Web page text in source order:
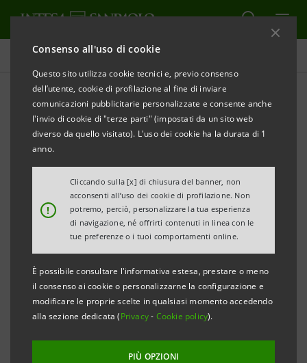
Consenso all'uso di cookie
Questo sito utilizza cookie tecnici e, previo consenso
dell’utente, cookie di profilazione al fine di inviare
comunicazioni pubblicitarie personalizzate e consente anche
l'invio di cookie di "terze parti" (impostati da un sito web
diverso da quello visitato). L'uso dei cookie ha la durata di 1
anno.
!
Cliccando sulla [x] di chiusura del banner, non
acconsenti all’uso dei cookie di profilazione. Non
potremo, perciò, personalizzare la tua esperienza
di navigazione, né offrirti contenuti in linea con le
tue preferenze o i tuoi comportamenti online.
È possibile consultare l'informativa estesa, prestare o meno
il consenso ai cookie o personalizzarne la configurazione e
modificare le proprie scelte in qualsiasi momento accedendo
alla sezione dedicata (Privacy- Cookie policy).
PIÙ OPZIONI
Comunicati stampa
STAMPA AGGIORNA
COMUNICATO STAMPA
INTESA SANPAOLO ADERISCE ALLA
“INVITO A PALAZZO”
• Sabato 6 ottobre dalle 10 alle 19 ritorna “Invito a
Palazzo”, l’appuntamento promosso da ABI per
l’apertura straordinaria e gratuita dei palazzi
storici delle banche italiane.
• Dei 107 palazzi, distribuiti in 59 città, che saranno
visitabili in occasione di questa diciassette-sima
edizione, il Gruppo Intesa Sanpaolo partecipa con